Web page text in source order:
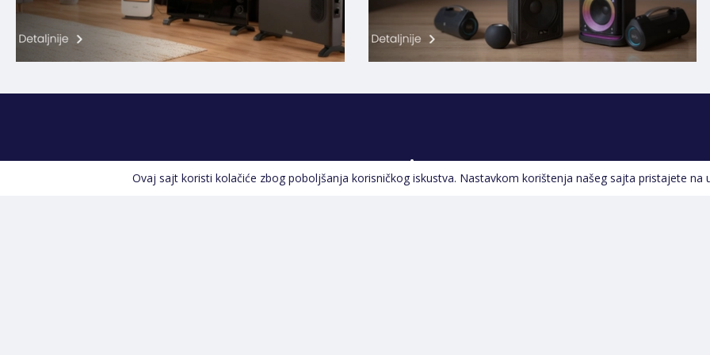
Pratite nas
Ovaj sajt koristi kolačiće zbog poboljšanja korisničkog iskustva. Nastavkom korištenja našeg sajta pristajete na